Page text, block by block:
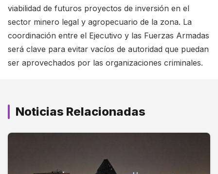
viabilidad de futuros proyectos de inversión en el
sector minero legal y agropecuario de la zona. La
coordinación entre el Ejecutivo y las Fuerzas Armadas
será clave para evitar vacíos de autoridad que puedan
ser aprovechados por las organizaciones criminales.
Noticias Relacionadas